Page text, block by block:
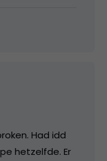
Had idd
hetzelfde. Er